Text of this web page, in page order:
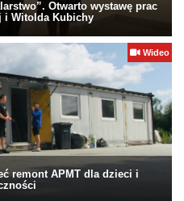
Otwarto wystawę prac
i Witolda Kubichy
Wideo
remont APMT dla dzieci i